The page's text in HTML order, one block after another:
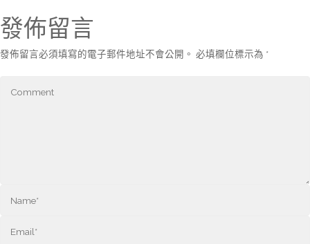
發佈留言
發佈留言必須填寫的電子郵件地址不會公開。 必填欄位標示為 *